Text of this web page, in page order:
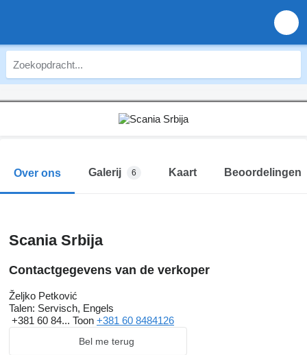
Over ons Galerij 6 Kaart Beoordelingen
Scania Srbija
Contactgegevens van de verkoper
Željko Petković
Talen: Servisch, Engels
+381 60 84... Toon +381 60 8484126
Bel me terug